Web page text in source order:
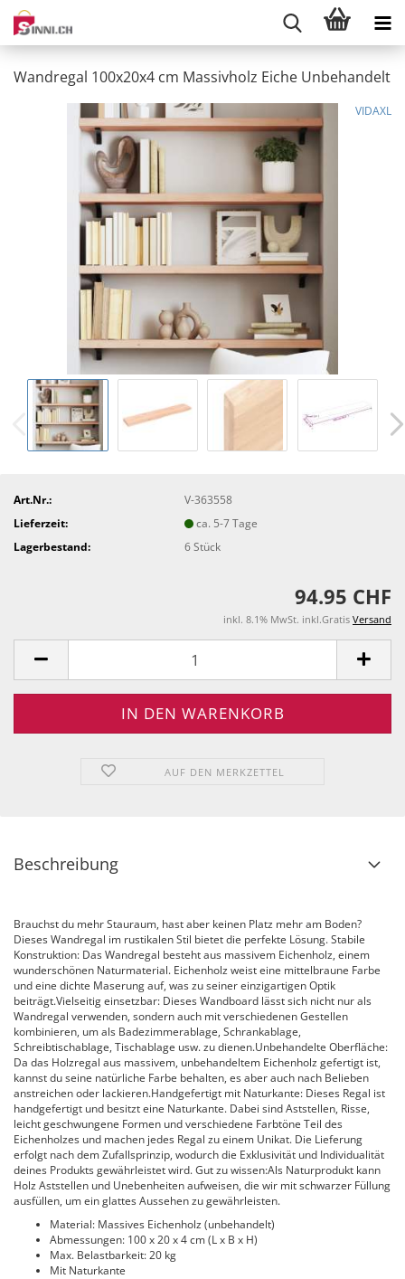
Wandregal 100x20x4 cm Massivholz Eiche Unbehandelt
VIDAXL
Art.Nr.:
V-363558
Lieferzeit:
ca. 5-7 Tage
Lagerbestand:
6Stück
94.95 CHF
inkl. 8.1% MwSt. inkl.Gratis Versand
AUF DEN MERKZETTEL
Beschreibung
Brauchst du mehr Stauraum, hast aber keinen Platz mehr am Boden?
Dieses Wandregal im rustikalen Stil bietet die perfekte Lösung. Stabile
Konstruktion: Das Wandregal besteht aus massivem Eichenholz, einem
wunderschönen Naturmaterial. Eichenholz weist eine mittelbraune Farbe
und eine dichte Maserung auf, was zu seiner einzigartigen Optik
beiträgt.Vielseitig einsetzbar: Dieses Wandboard lässt sich nicht nur als
Wandregal verwenden, sondern auch mit verschiedenen Gestellen
kombinieren, um als Badezimmerablage, Schrankablage,
Schreibtischablage, Tischablage usw. zu dienen.Unbehandelte Oberfläche:
Da das Holzregal aus massivem, unbehandeltem Eichenholz gefertigt ist,
kannst du seine natürliche Farbe behalten, es aber auch nach Belieben
anstreichen oder lackieren.Handgefertigt mit Naturkante: Dieses Regal ist
handgefertigt und besitzt eine Naturkante. Dabei sind Aststellen, Risse,
leicht geschwungene Formen und verschiedene Farbtöne Teil des
Eichenholzes und machen jedes Regal zu einem Unikat. Die Lieferung
erfolgt nach dem Zufallsprinzip, wodurch die Exklusivität und Individualität
deines Produkts gewährleistet wird. Gut zu wissen:Als Naturprodukt kann
Holz Aststellen und Unebenheiten aufweisen, die wir mit schwarzer Füllung
ausfüllen, um ein glattes Aussehen zu gewährleisten.
Material: Massives Eichenholz (unbehandelt)
Abmessungen: 100 x 20 x 4 cm (L x B x H)
Max. Belastbarkeit: 20 kg
Mit Naturkante